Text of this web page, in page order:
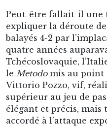
Peut-être fallait-il une
expliquer la déroute
balayés 4-2 par
quatre années
Tchécoslovaquie,
le Metodomis au point
Vittorio Pozzo, vif,
supérieur au jeu de
élégant et précis,
accordé à l’attaque